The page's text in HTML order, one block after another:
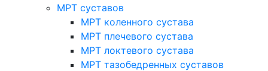
МРТ суставов
МРТ коленного сустава
МРТ плечевого сустава
МРТ локтевого сустава
МРТ тазобедренных суставов